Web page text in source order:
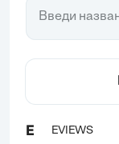
E EVIEWS